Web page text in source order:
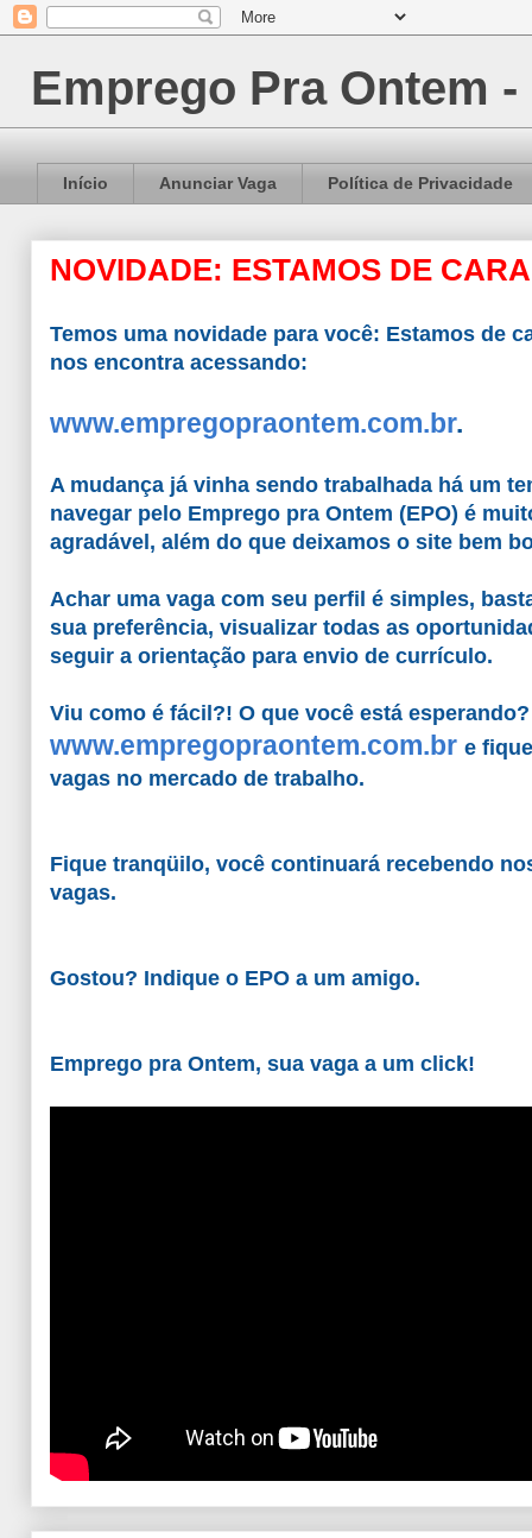
Emprego Pra Ontem -
Início Anunciar Vaga Política de Privacidade
NOVIDADE: ESTAMOS DE
Temos uma novidade para você: Estamos de
nos encontra acessando:
www.empregopraontem.com.br.
A mudança já vinha sendo trabalhada há um
navegar pelo Emprego pra Ontem (EPO) é
agradável, além do que deixamos o site bem
Achar uma vaga com seu perfil é simples,
sua preferência, visualizar todas as
seguir a orientação para envio de currículo.
Viu como é fácil?! O que você está
www.empregopraontem.com.br e
vagas no mercado de trabalho.
Fique tranqüilo, você continuará recebendo
vagas.
Gostou? Indique o EPO a um amigo.
Emprego pra Ontem, sua vaga a um click!